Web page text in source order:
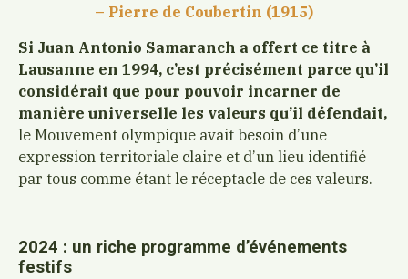
– Pierre de Coubertin (1915)
Si Juan Antonio Samaranch a offert ce titre à
Lausanne en 1994, c’est précisément parce qu’il
considérait que pour pouvoir incarner de
manière universelle les valeurs qu’il défendait,
le Mouvement olympique avait besoin d’une
expression territoriale claire et d’un lieu identifié
par tous comme étant le réceptacle de ces valeurs.
2024 : un riche programme d’événements
festifs